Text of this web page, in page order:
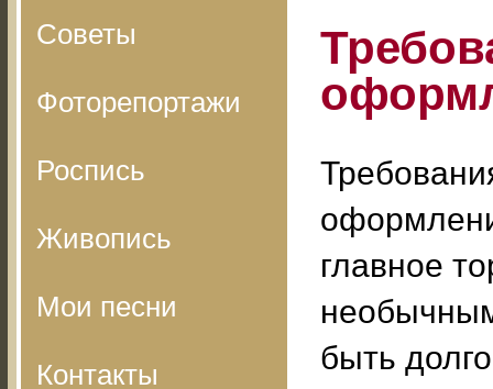
Советы
Фоторепортажи
Роспись
Живопись
Мои песни
Контакты
главное
быть